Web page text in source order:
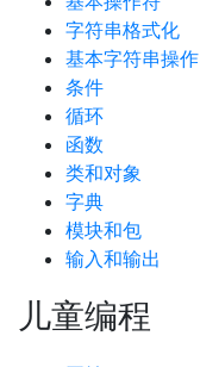
字符串格式化
基本字符串操作
条件
循环
函数
类和对象
字典
模块和包
输入和输出
儿童编程